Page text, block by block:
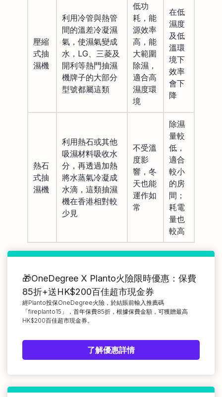
壓縮
式抽
濕機
利用冷管與熱管
間的溫差冷凝濕
氣，使濕氣變成
水，LG、三菱及
開利等熱門抽濕
機牌子的大部分
型號都屬這類
低功
耗，能
源效率
高，能
大範圍
除濕，
適合高
濕度環
境
在低
濕度
及低
溫環
境下
效率
會下
降
熱石
式抽
濕機
利用熱石或其他
吸濕材料吸收水
分，再透過加熱
將水蒸氣冷凝成
水滴，這類抽濕
機在香港相對較
少見
不受溫
度影
響，冬
天也能
運作如
常
除濕
量較
低，
適合
較小
的房
間；
耗電
量也
較高
🎁OneDegree X Planto火險限時優惠：保費
85折+送HK$200百佳超市現金券
經Planto投保OneDegree火險，於結賬前輸入推薦碼
「fireplanto15」，首年保費85折，根據保費金額，可獲贈最高
HK$200百佳超市現金券。
了解優惠詳情